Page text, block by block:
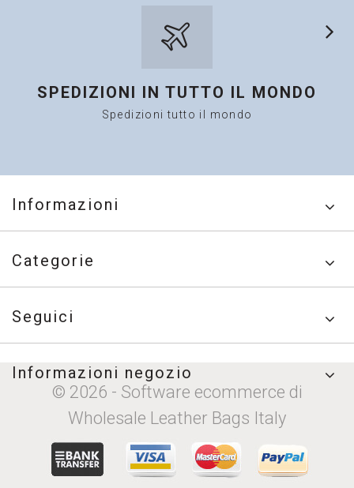
SPEDIZIONI IN TUTTO IL MONDO
Spedizioni tutto il mondo
Informazioni
© 2026 - Software ecommerce di
Wholesale Leather Bags Italy
Categorie
Seguici
Informazioni negozio